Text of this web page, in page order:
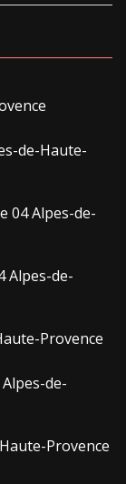
de-Haute-
04 Alpes-de-
Alpes-de-
Provence
de-
Provence